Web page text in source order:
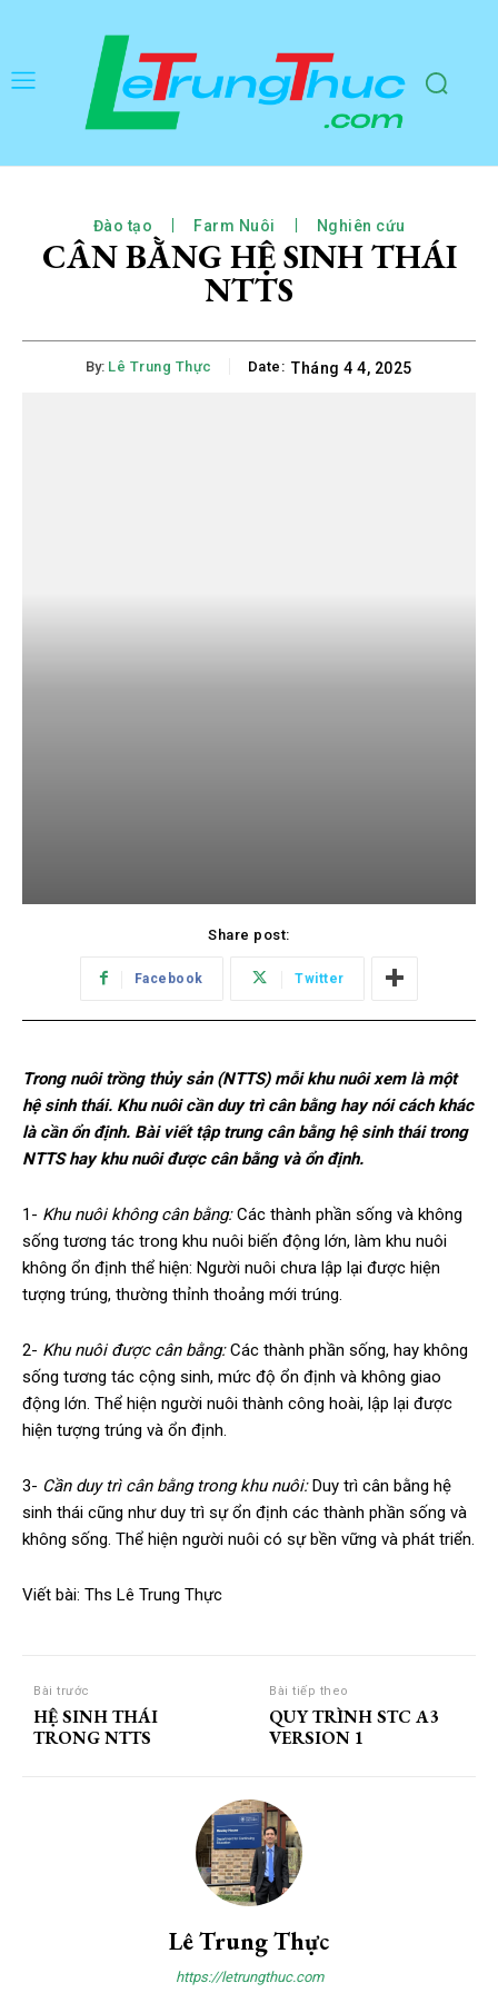
Đào tạo Farm Nuôi Nghiên cứu
CÂN BẰNG HỆ SINH THÁI
NTTS
By: Lê Trung Thực Date: Tháng 4 4, 2025
Share post:
Facebook Twitter
Trong nuôi trồng thủy sản (NTTS) mỗi khu nuôi xem là một
hệ sinh thái. Khu nuôi cần duy trì cân bằng hay nói cách khác
là cần ổn định. Bài viết tập trung cân bằng hệ sinh thái trong
NTTS hay khu nuôi được cân bằng và ổn định.
1- Khu nuôi không cân bằng:Các thành phần sống và không
sống tương tác trong khu nuôi biến động lớn, làm khu nuôi
không ổn định thể hiện: Người nuôi chưa lập lại được hiện
tượng trúng, thường thỉnh thoảng mới trúng.
2- Khu nuôi được cân bằng:Các thành phần sống, hay không
sống tương tác cộng sinh, mức độ ổn định và không giao
động lớn. Thể hiện người nuôi thành công hoài, lập lại được
hiện tượng trúng và ổn định.
3- Cần duy trì cân bằng trong khu nuôi:Duy trì cân bằng hệ
sinh thái cũng như duy trì sự ổn định các thành phần sống và
không sống. Thể hiện người nuôi có sự bền vững và phát triển.
Viết bài: Ths Lê Trung Thực
Bài trước
HỆ SINH THÁI
TRONG NTTS
Bài tiếp theo
QUY TRÌNH STC A3
VERSION 1
Lê Trung Thực
https://letrungthuc.com